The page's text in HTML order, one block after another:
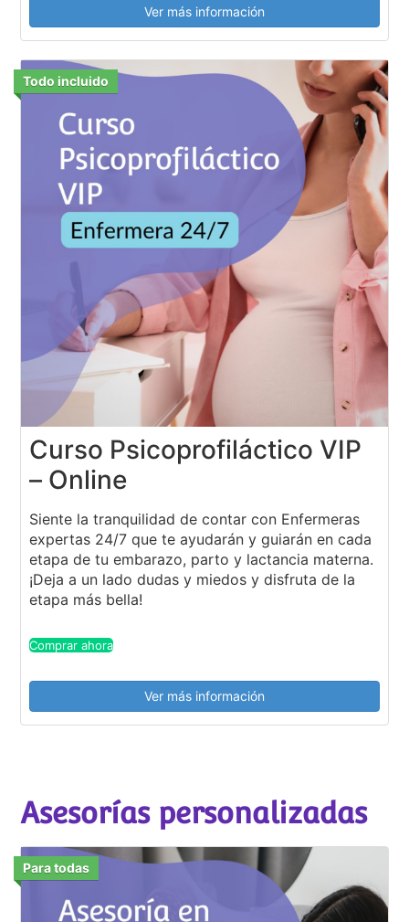
Ver más información
Todo incluido
Curso Psicoprofiláctico VIP
– Online
Siente la tranquilidad de contar con Enfermeras
expertas 24/7 que te ayudarán y guiarán en cada
etapa de tu embarazo, parto y lactancia materna.
¡Deja a un lado dudas y miedos y disfruta de la
etapa más bella!
Comprar ahora
Ver más información
Asesorías personalizadas
Para todas